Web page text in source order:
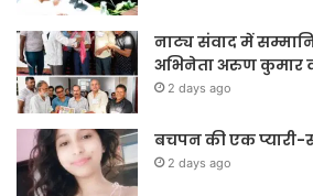
नाट्य संवाद में
अभिनेता अरुण कुमार
2 days ago
बचपन की एक प्यारी-
2 days ago